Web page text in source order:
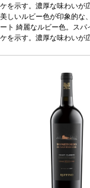
ケを示す。濃厚な味わいが
バランスが取れている。と
ェーゼ・グロッソ 100%認
美しいルビー色が印象的な
ート 綺麗なルビー色。スパ
ケを示す。濃厚な味わいが